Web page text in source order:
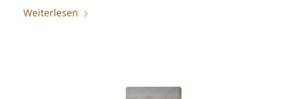
Weiterlesen